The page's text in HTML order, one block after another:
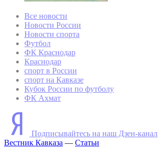
Все новости
Новости России
Новости спорта
Футбол
ФК Краснодар
Краснодар
спорт в России
спорт на Кавказе
Кубок России по футболу
ФК Ахмат
Подписывайтесь на наш Дзен-канал
Вестник Кавказа — Статьи